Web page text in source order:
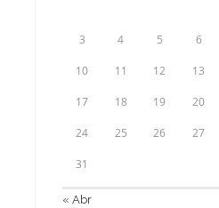
3 4 5 6
10 11 12 13
17 18 19 20
24 25 26 27
31
« Abr